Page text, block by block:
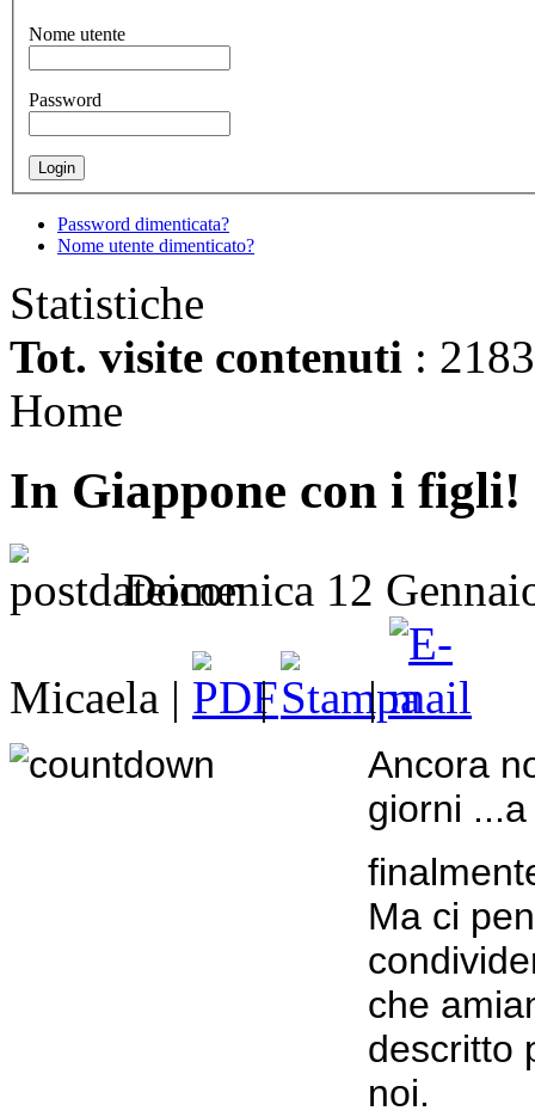
Nome utente
Password
Password dimenticata?
Nome utente dimenticato?
Statistiche
Tot. visite contenuti :
Home
In Giappone con i figli!
Domenica 12
Micaela | | |
Ancora
giorni
Ma ci
che
descritto
noi.